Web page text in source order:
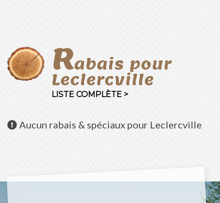
Rabais pour
Leclercville
LISTE COMPLÈTE >
Aucunrabais & spéciaux pour Leclercville